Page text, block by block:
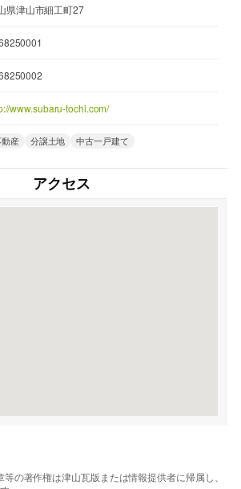
県津山市細工町27
www.subaru-tochi.com/
産 分譲土地 中古一戸建て
アクセス
の著作権は津山瓦版または情報提供者に帰属し、